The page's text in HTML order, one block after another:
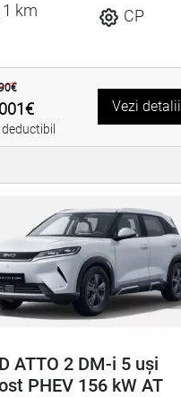
1 km CP
deductibil
Vezi detalii
ATTO 2 DM-i 5 uși
PHEV 156 kW AT